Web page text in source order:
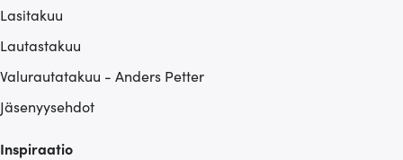
Lasitakuu
Lautastakuu
Valurautatakuu - Anders Petter
Jäsenyysehdot
Inspiraatio